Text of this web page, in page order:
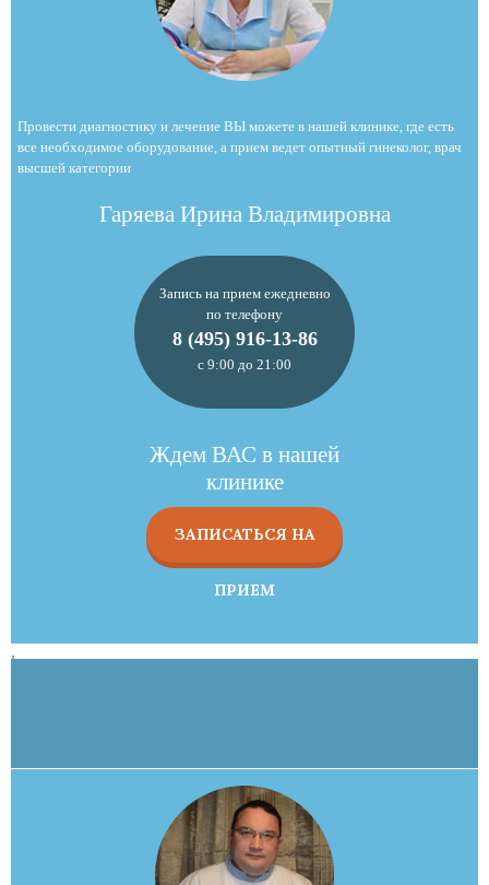
Провести диагностику и лечение ВЫ можете в нашей клинике, где есть
все необходимое оборудование, а прием ведет опытный гинеколог, врач
высшей категории
Гаряева Ирина Владимировна
Запись на прием ежедневно
по телефону
8 (495) 916-13-86
с 9:00 до 21:00
Ждем ВАС в нашей
клинике
ЗАПИСАТЬСЯ НА
ПРИЕМ